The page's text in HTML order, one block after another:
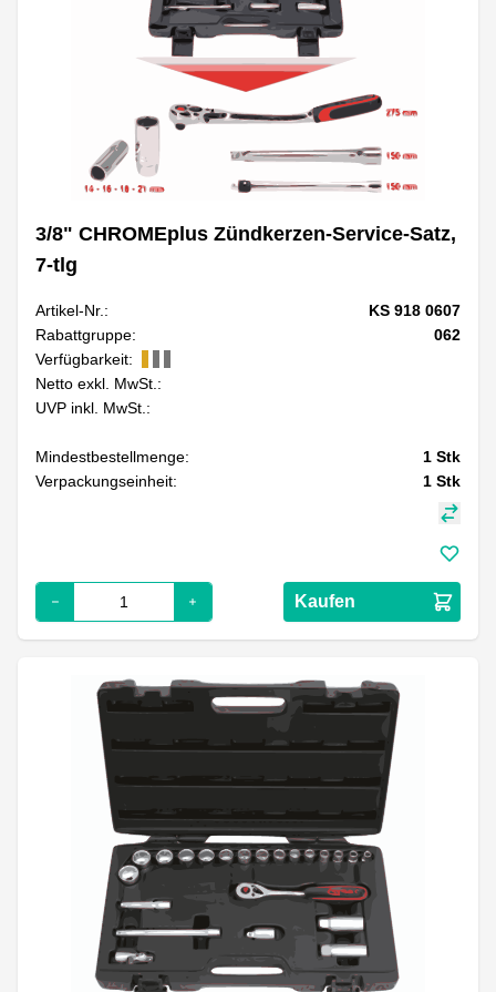
3/8" CHROMEplus Zündkerzen-Service-Satz,
7-tlg
Artikel-Nr.:
KS 918 0607
Rabattgruppe:
062
Verfügbarkeit:
Netto exkl. MwSt.:
UVP inkl. MwSt.:
Mindestbestellmenge: 1 Stk
Verpackungseinheit:
1 Stk
Kaufen